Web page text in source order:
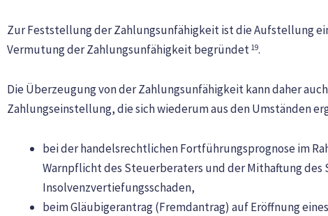
Zur Feststellung der Zahlungsunfähigkeit ist die Aufstellung
Vermutung der Zahlungsunfähigkeit begründet 19.
Die Überzeugung von der Zahlungsunfähigkeit kann daher
Zahlungseinstellung, die sich wiederum aus den Umständen
bei der handelsrechtlichen Fortführungsprognose im
Warnpflicht des Steuerberaters und der Mithaftung
Insolvenzvertiefungsschaden,
beim Gläubigerantrag (Fremdantrag) auf Eröffnung